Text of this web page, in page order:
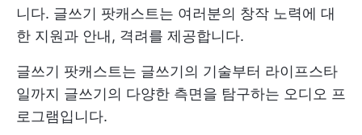
니다. 글쓰기 팟캐스트는 여러분의 창작 노력에 대
한 지원과 안내, 격려를 제공합니다.
글쓰기 팟캐스트는 글쓰기의 기술부터 라이프스타
일까지 글쓰기의 다양한 측면을 탐구하는 오디오 프
로그램입니다.